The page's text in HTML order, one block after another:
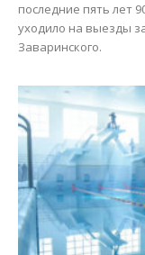
последние пять лет
уходило на выезды
Заваринского.